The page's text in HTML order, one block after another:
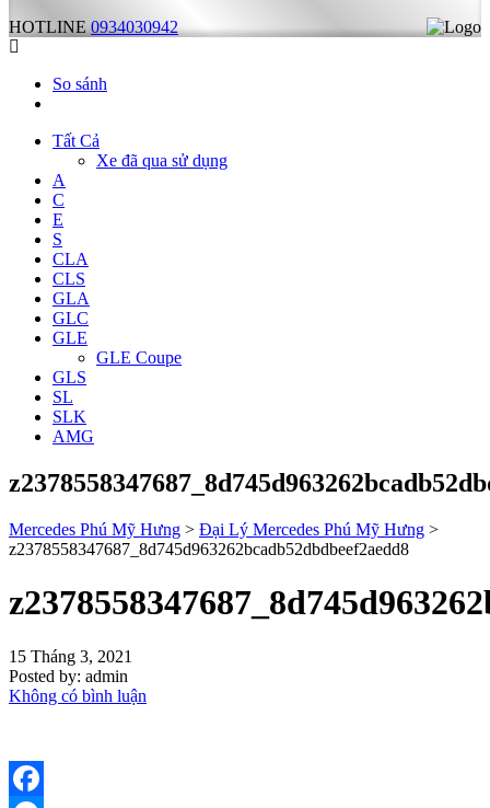
HOTLINE 0934030942
So sánh
Tất Cả
Xe đã qua sử dụng
A
C
E
S
CLA
CLS
GLA
GLC
GLE
GLE Coupe
GLS
SL
SLK
AMG
Mercedes Phú Mỹ Hưng > Đại Lý Mercedes Phú Mỹ Hưng >
z2378558347687_8d745d963262bcadb52dbdbeef2aedd8
15 Tháng 3, 2021
Posted by: admin
Không có bình luận